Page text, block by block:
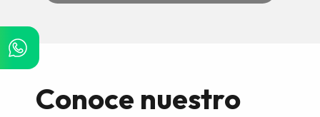
Conoce nuestro